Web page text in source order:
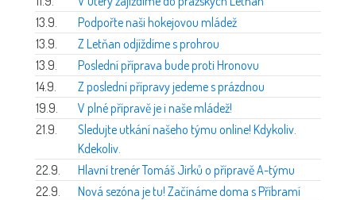
13.9.
Podpořte naši hokejovou mládež
13.9.
Z Letňan odjíždíme s prohrou
13.9.
Poslední příprava bude proti Hronovu
14.9.
Z poslední přípravy jedeme s prázdnou
19.9.
V plné přípravě je i naše mládež!
21.9.
Sledujte utkání našeho týmu online! Kdykoliv.
Kdekoliv.
22.9.
Hlavní trenér Tomáš Jirků o přípravě A-týmu
22.9.
Nová sezóna je tu! Začínáme doma s Příbramí